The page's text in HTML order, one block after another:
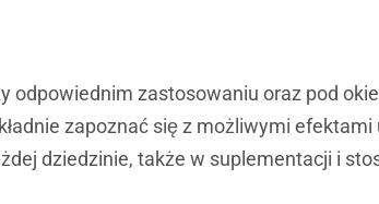
odpowiednim zastosowaniu oraz pod
zapoznać się z możliwymi
dziedzinie, także w suplementacji i